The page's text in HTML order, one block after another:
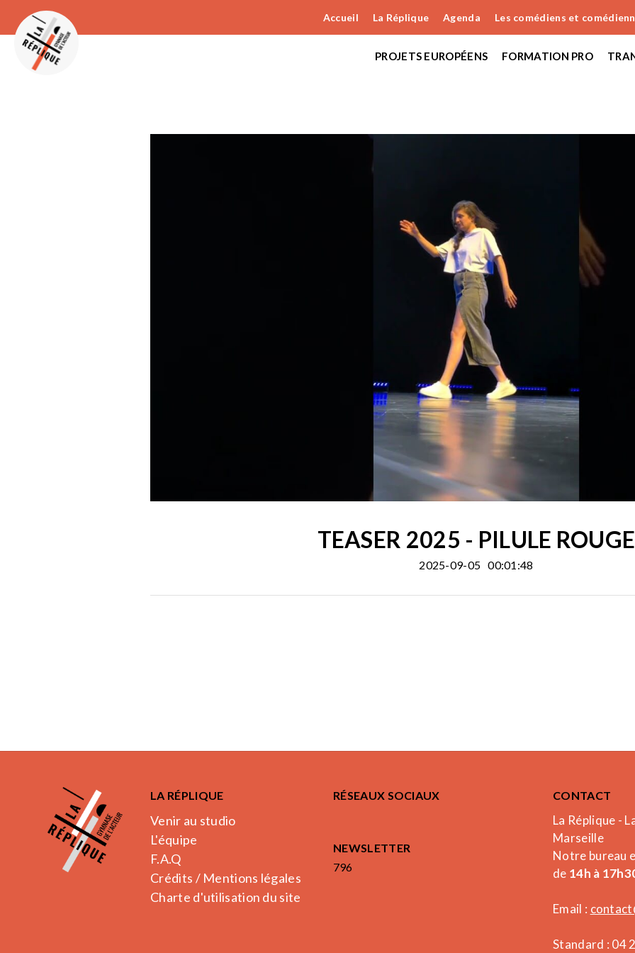
Accueil La Réplique Agenda Les comédiens et
PROJETS EUROPÉENS FORMATION PRO
TEASER 2025 - PILULE ROUGE
2025-09-05 00:01:48
LA RÉPLIQUE
Venir au studio
L'équipe
F.A.Q
Crédits / Mentions légales
Charte d'utilisation du site
RÉSEAUX SOCIAUX
NEWSLETTER
796
CONTACT
La Réplique -
Marseille
Notre bureau
de 14h à
Email :
Standard : 04